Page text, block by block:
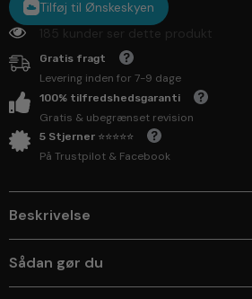
Tilføj til Ønskeskyen
185 kunder ser dette produkt
Gratis fragt
Levering inden for 7-9 dage
100% tilfredshedsgaranti
Gratis & ubegrænset revision
5 Stjerner ⭐⭐⭐⭐⭐
På Trustpilot & Facebook
Beskrivelse
Sådan gør du